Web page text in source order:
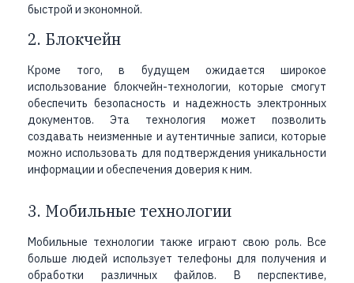
быстрой и экономной.
2. Блокчейн
Кроме того, в будущем ожидается широкое
использование блокчейн-технологии, которые смогут
обеспечить безопасность и надежность электронных
документов. Эта технология может позволить
создавать неизменные и аутентичные записи, которые
можно использовать для подтверждения уникальности
информации и обеспечения доверия к ним.
3. Мобильные технологии
Мобильные технологии также играют свою роль. Все
больше людей использует телефоны для получения и
обработки различных файлов. В перспективе,